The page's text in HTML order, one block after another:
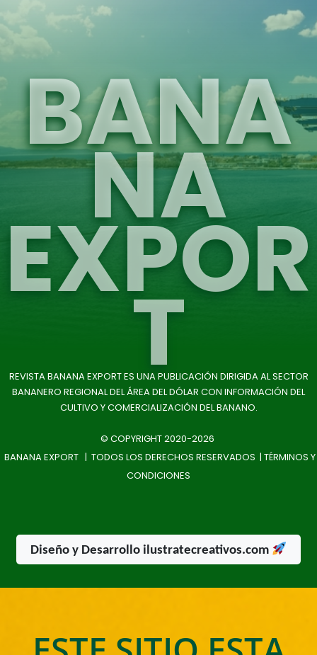
BANA
NA
EXPOR
T
REVISTA BANANA EXPORT ES UNA PUBLICACIÓN DIRIGIDA AL SECTOR
BANANERO REGIONAL DEL ÁREA DEL DÓLAR CON INFORMACIÓN DEL
CULTIVO Y COMERCIALIZACIÓN DEL BANANO.
© COPYRIGHT 2020-2026
BANANA EXPORT | TODOS LOS DERECHOS RESERVADOS | TÉRMINOS Y
CONDICIONES
Diseño y Desarrollo ilustratecreativos.com